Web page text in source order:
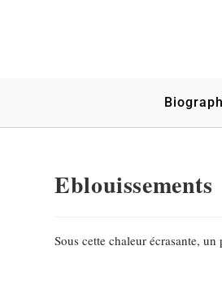
Eblouissements
Sous cette chaleur écrasante,